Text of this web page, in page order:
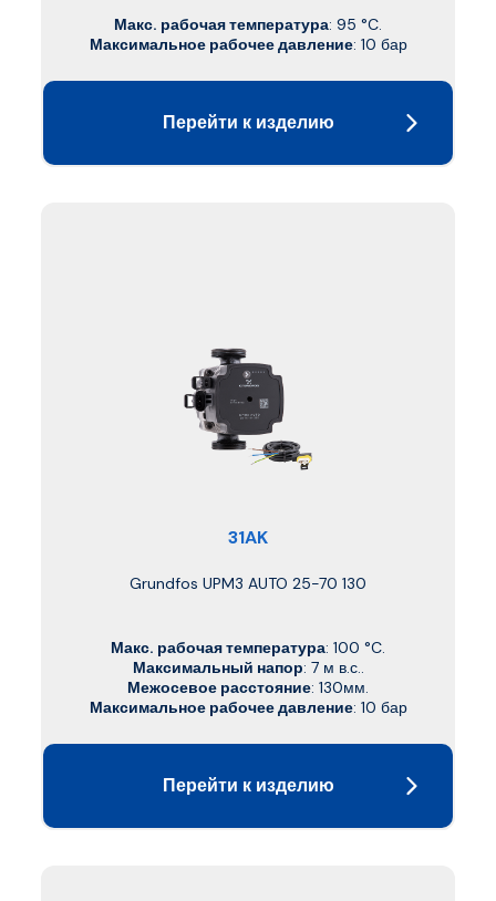
Макс. рабочая температура: 95 °C.
Максимальное рабочее давление: 10 бар
Перейти к изделию
31AK
Grundfos UPM3 AUTO 25-70 130
Макс. рабочая температура: 100 °C.
Максимальный напор: 7 м в.с..
Межосевое расстояние: 130мм.
Максимальное рабочее давление: 10 бар
Перейти к изделию